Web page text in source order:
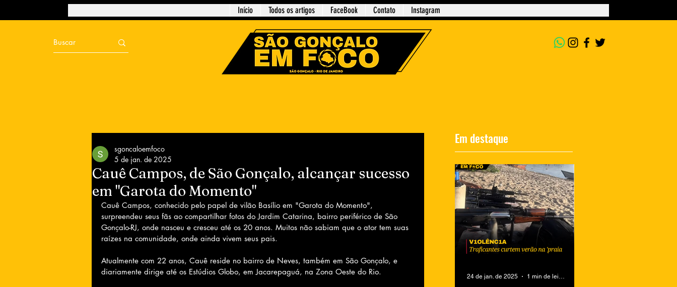
Início Todos os artigos FaceBook Contato Instagram
Cauê Campos, de São Gonçalo, alcançar sucesso
em "Garota do Momento"
sgoncaloemfoco
5 de jan. de 2025
Cauê Campos, conhecido pelo papel de vilão Basílio em "Garota do Momento",
surpreendeu seus fãs ao compartilhar fotos do Jardim Catarina, bairro periférico de São
Gonçalo-RJ, onde nasceu e cresceu até os 20 anos. Muitos não sabiam que o ator tem suas
raízes na comunidade, onde ainda vivem seus pais.
Atualmente com 22 anos, Cauê reside no bairro de Neves, também em São Gonçalo, e
diariamente dirige até os Estúdios Globo, em Jacarepaguá, na Zona Oeste do Rio.
Em destaque
24 de jan. de 2025